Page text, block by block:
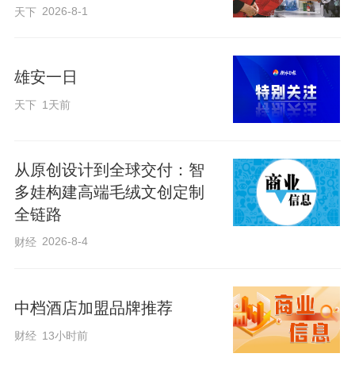
疏通管网水系，补齐道路通行短板。聚焦
道路排水薄弱区域，该局精准施策发力，
着力破解群众出行难题。养护人员深入过
865延米，有效缓解雨季路面积水、排水不
畅等问题。针对G240线高桥段沟渠安全隐
患，增设混凝土盖板712块，防护路段总长
天下 2026-8-1
雄安一日
天下 1天前
从原创设计到全球交付：智
多娃构建高端毛绒文创定制
全链路
财经 2026-8-4
中档酒店加盟品牌推荐
财经 13小时前